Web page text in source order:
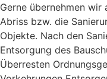
Gerne übernehmen wir
Abriss bzw. die
Objekte. Nach den
Entsorgung des
Überresten